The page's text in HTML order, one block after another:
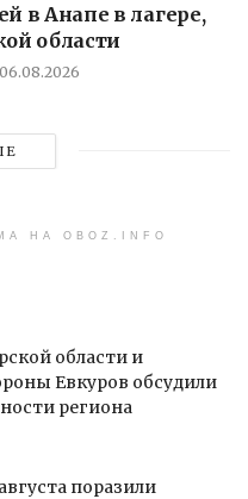
в Анапе в лагере,
области
НА OBOZ.INFO
области и
Евкуров обсудили
региона
поразили